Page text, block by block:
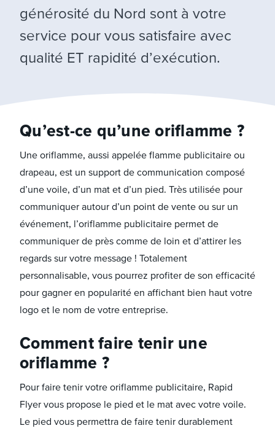
générosité du Nord sont à votre
service pour vous satisfaire avec
qualité ET rapidité d’exécution.
Qu’est-ce qu’une oriflamme ?
Une oriflamme, aussi appelée flamme publicitaire ou
drapeau, est un support de communication composé
d’une voile, d’un mat et d’un pied. Très utilisée pour
communiquer autour d’un point de vente ou sur un
événement, l’oriflamme publicitaire permet de
communiquer de près comme de loin et d’attirer les
regards sur votre message ! Totalement
personnalisable, vous pourrez profiter de son efficacité
pour gagner en popularité en affichant bien haut votre
logo et le nom de votre entreprise.
Comment faire tenir une
oriflamme ?
Pour faire tenir votre oriflamme publicitaire, Rapid
Flyer vous propose le pied et le mat avec votre voile.
Le pied vous permettra de faire tenir durablement